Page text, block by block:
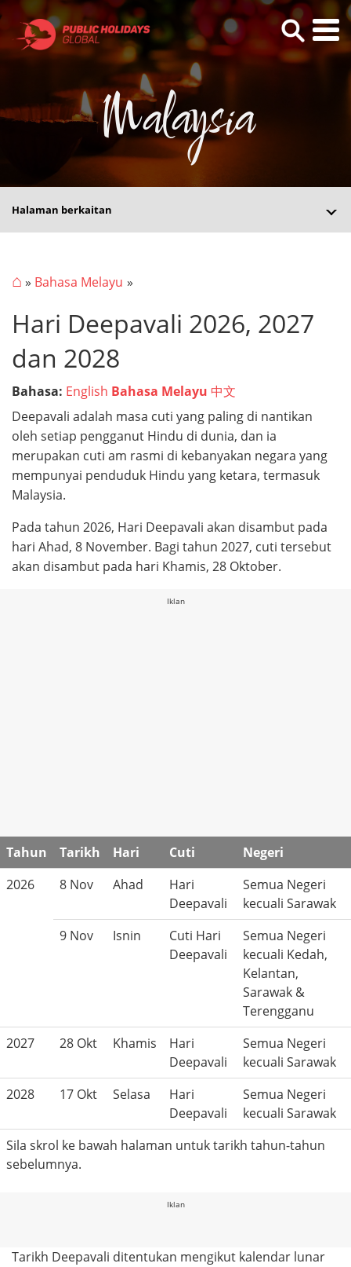
Malaysia
Halaman berkaitan
⌂ » Bahasa Melayu
Hari Deepavali 2026, 2027
dan 2028
Bahasa: English Bahasa Melayu 中文
Deepavali adalah masa cuti yang paling di nantikan
oleh setiap pengganut Hindu di dunia, dan ia
merupakan cuti am rasmi di kebanyakan negara yang
mempunyai penduduk Hindu yang ketara, termasuk
Malaysia.
Pada tahun 2026, Hari Deepavali akan disambut pada
hari Ahad, 8 November. Bagi tahun 2027, cuti tersebut
akan disambut pada hari Khamis, 28 Oktober.
Iklan
Tahun Tarikh Hari Cuti
Negeri
2026
8 Nov Ahad
Hari
Deepavali
Semua Negeri
kecuali Sarawak
9 Nov
Isnin
Cuti Hari
Deepavali
Semua Negeri
kecuali Kedah,
Kelantan,
Sarawak &
Terengganu
2027
28 Okt Khamis
Hari
Deepavali
Semua Negeri
kecuali Sarawak
2028
17 Okt Selasa
Hari
Deepavali
Semua Negeri
kecuali Sarawak
Sila skrol ke bawah halaman untuk tarikh tahun-tahun
sebelumnya.
Iklan
Tarikh Deepavali ditentukan mengikut kalendar lunar